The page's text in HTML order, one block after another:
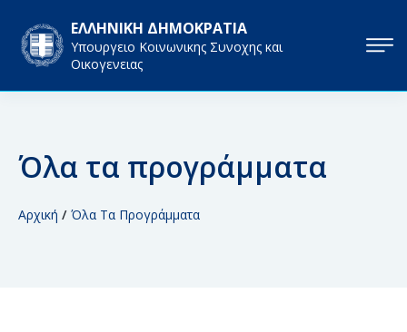
ΕΛΛΗΝΙΚΗ ΔΗΜΟΚΡΑΤΙΑ
Υπουργειο Κοινωνικης Συνοχης και
Οικογενειας
Όλα τα προγράμματα
Αρχική / Όλα Τα Προγράμματα